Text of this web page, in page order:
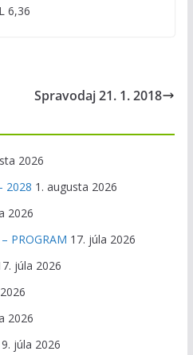
L 6,36
Spravodaj 21. 1. 2018
2026
2028 1. augusta 2026
2026
PROGRAM 17. júla 2026
júla 2026
2026
9. júla 2026